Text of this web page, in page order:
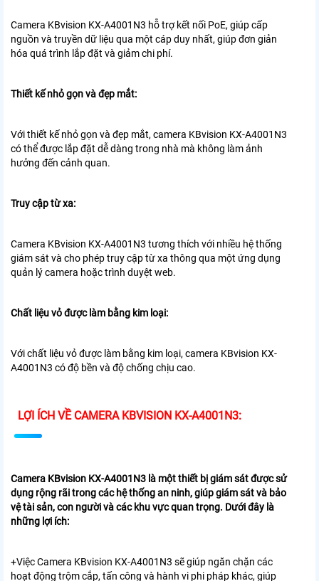
Camera KBvision KX-A4001N3 hỗ trợ kết nối PoE, giúp cấp
nguồn và truyền dữ liệu qua một cáp duy nhất, giúp đơn giản
hóa quá trình lắp đặt và giảm chi phí.
Thiết kế nhỏ gọn và đẹp mắt:
Với thiết kế nhỏ gọn và đẹp mắt, camera KBvision KX-A4001N3
có thể được lắp đặt dễ dàng trong nhà mà không làm ảnh
hưởng đến cảnh quan.
Truy cập từ xa:
Camera KBvision KX-A4001N3 tương thích với nhiều hệ thống
giám sát và cho phép truy cập từ xa thông qua một ứng dụng
quản lý camera hoặc trình duyệt web.
Chất liệu vỏ được làm bằng kim loại:
Với chất liệu vỏ được làm bằng kim loại, camera KBvision KX-
A4001N3 có độ bền và độ chống chịu cao.
LỢI ÍCH VỀ CAMERA KBVISION KX-A4001N3:
Camera KBvision KX-A4001N3 là một thiết bị giám sát được sử
dụng rộng rãi trong các hệ thống an ninh, giúp giám sát và bảo
vệ tài sản, con người và các khu vực quan trọng. Dưới đây là
những lợi ích:
+Việc Camera KBvision KX-A4001N3 sẽ giúp ngăn chặn các
hoạt động trộm cắp, tấn công và hành vi phi pháp khác, giúp